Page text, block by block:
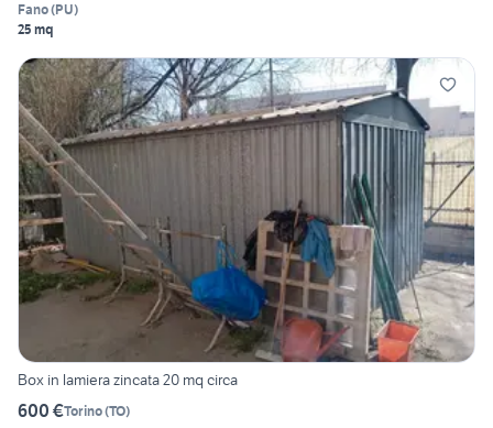
Fano(PU)
25 mq
Box in lamiera zincata 20 mq circa
600 €Torino(TO)